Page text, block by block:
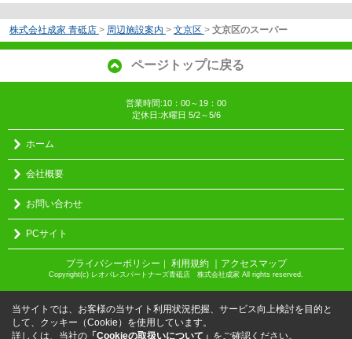
株式会社成家 青砥店 > 周辺施設案内 > 文京区 > 文京区のスーパー
ページトップに戻る
営業時間:10：00～19：00
定休日:水曜日 5/2～5/6
ホーム
会社概要
お問い合わせ
PCサイト
プライバシーポリシー ｜ 利用規約 ｜アクセスマップ
Copyright(c) レオパレスパートナーズ青砥店 株式会社成家 All rights reserved.
当サイトでは、お客様の当サイト利用状況把握、サービス向上検討を目的と
して、クッキー（Cookie）を使用しています。
詳しくは、当社の 「Cookieの取扱いについて」 をご確認ください。